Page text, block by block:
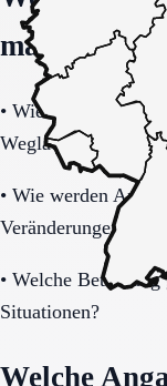
machen
• Wie tragfähig ist
Weglauftendenz?
• Wie werden
Veränderungen
• Welche Betreuung
Situationen?
Welche